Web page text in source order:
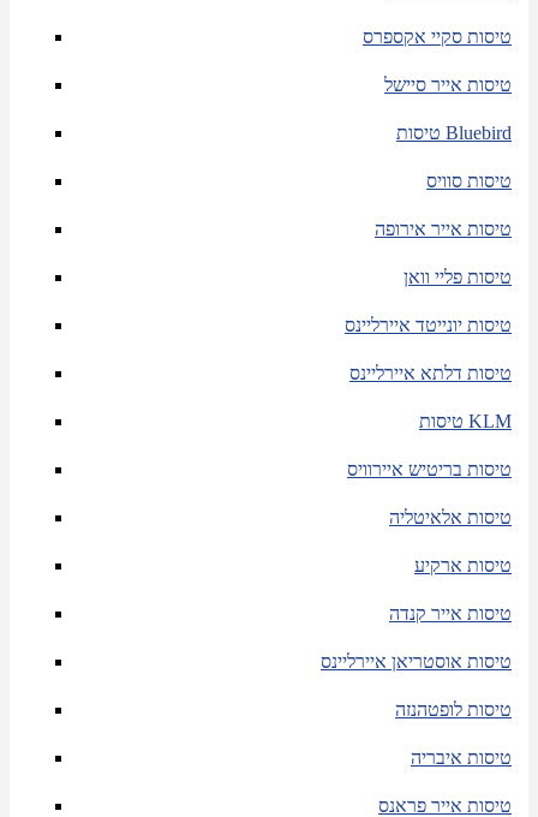
טיסות סקיי אקספרס
טיסות אייר סיישל
טיסות Bluebird
טיסות סוויס
טיסות אייר אירופה
טיסות פליי וואן
טיסות יונייטד איירליינס
טיסות דלתא איירליינס
טיסות KLM
טיסות בריטיש איירוויס
טיסות אלאיטליה
טיסות ארקיע
טיסות אייר קנדה
טיסות אוסטריאן איירליינס
טיסות לופטהנזה
טיסות איבריה
טיסות אייר פראנס